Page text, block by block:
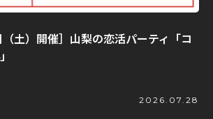
（土）開催］山梨の恋活パーティ「コ
2026.07.28